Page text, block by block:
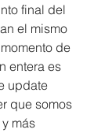
final del
el mismo
de
entera es
update
que somos
más